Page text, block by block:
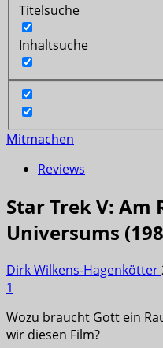
Titelsuche
Inhaltsuche
Mitmachen
Reviews
Star Trek V: Am
Universums
Dirk Wilkens-Hagenkötter
1
Wozu braucht Gott ein
wir diesen Film?